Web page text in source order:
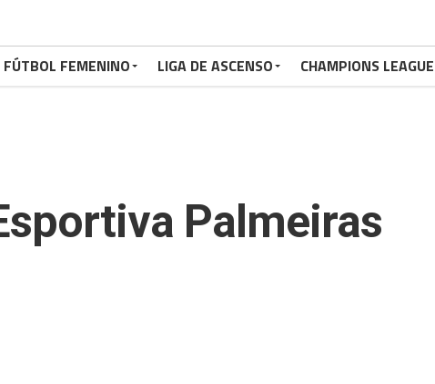
FÚTBOL FEMENINO LIGA DE ASCENSO CHAMPIONS LEAGUE
Palmeiras